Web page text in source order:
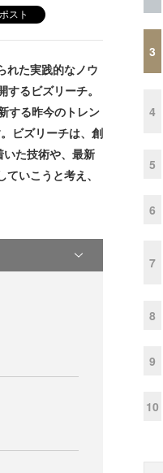
ポスト
れた実践的なノウ
るビズリーチ。
する昨今のトレン
ビズリーチは、創
た技術や、最新
いこうと考え、
3
4
5
6
7
8
9
10